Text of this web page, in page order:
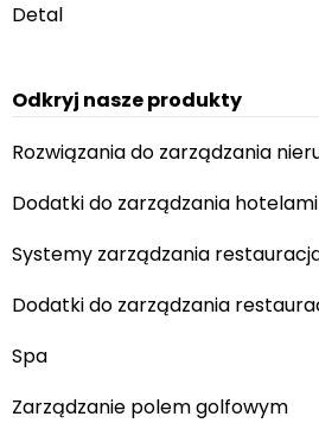
Detal
Odkryj nasze produkty
Rozwiązania do zarządzania
Dodatki do zarządzania hotelami
Systemy zarządzania
Dodatki do zarządzania
Spa
Zarządzanie polem golfowym